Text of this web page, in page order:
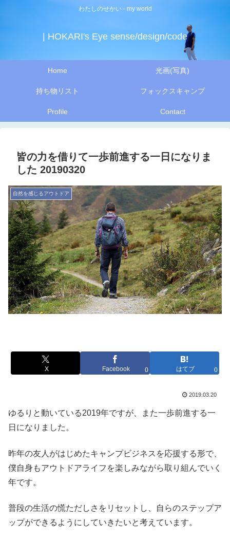
わたしのせかい - my world
| HOKARI's Eye sense/design/code
Home 光画(写真)
持ち物リスト フォックスキャンプ
Profile Contact
皆の力を借りて一歩前進する一日になりま
した 20190320
自然を感じるアウトドア
X Facebook 0 はてブ 0
2019.03.20
ゆるりと動いている2019年ですが、また一歩前進する一
日になりました。
昨年の友人がはじめたキャンプビジネスを応援する形で、
僕自身もアウトドアライフを楽しみながら取り組んでいく
年です。
普段の生活の慌ただしさをリセットし、自らのステップア
ップができるようにしていきたいと考えています。